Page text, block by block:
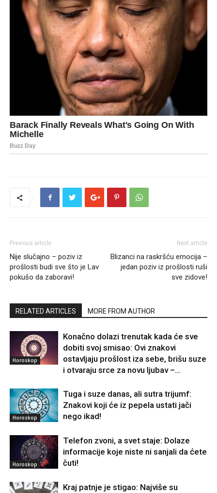
Previous article
Nije slučajno – poziv iz
prošlosti budi sve što je Lav
pokušo da zaboravi!
Next article
Blizanci na raskršću emocija –
jedan poziv iz prošlosti ruši
sve zidove!
RELATED ARTICLES MORE FROM AUTHOR
Horoskop
Konačno dolazi trenutak kada će sve
dobiti svoj smisao: Ovi znakovi
ostavljaju prošlost iza sebe, brišu suze
i otvaraju srce za novu ljubav –...
Horoskop
Tuga i suze danas, ali sutra trijumf:
Znakovi koji će iz pepela ustati jači
nego ikad!
Horoskop
Telefon zvoni, a svet staje: Dolaze
informacije koje niste ni sanjali da ćete
čuti!
Kraj patnje je stigao: Najviše su